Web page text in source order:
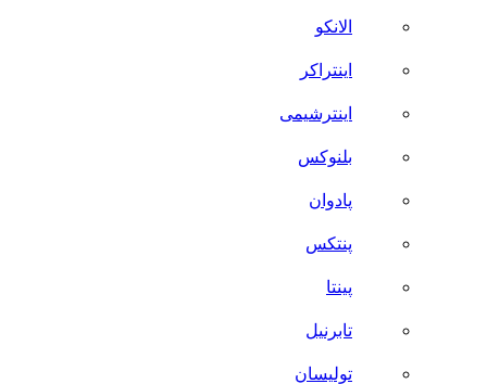
الانکو
اینتراکر
اینترشیمی
بلنوکس
پادوان
پنتکس
پینتا
تابرنیل
تولیسان